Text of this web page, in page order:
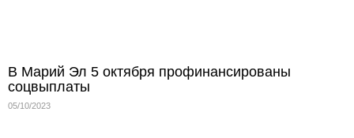
В Марий Эл 5 октября профинансированы
соцвыплаты
05/10/2023